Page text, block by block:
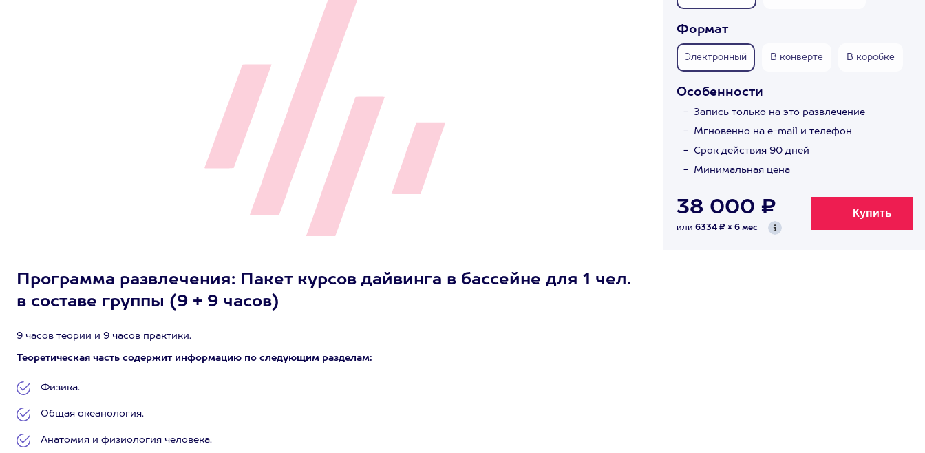
Программа развлечения: Пакет курсов дайвинга в бассейне для 1 чел.
в составе группы (9 + 9 часов)
9 часов теории и 9 часов практики.
Теоретическая часть содержит информацию по следующим разделам:
Физика.
Общая океанология.
Анатомия и физиология человека.
Формат
Электронный В конверте В коробке
Особенности
Запись только на это развлечение
Мгновенно на e-mail и телефон
Срок действия 90 дней
Минимальная цена
38 000 ₽
или 6334 ₽ × 6 мес